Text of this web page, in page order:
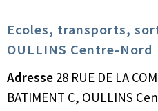
Ecoles, transports,
OULLINS Centre-Nord
Adresse 28 RUE DE LA
BATIMENT C, OULLINS